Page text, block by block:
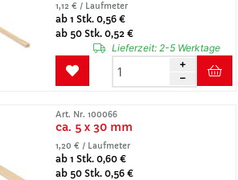
1,12 € / Laufmeter
ab 1 Stk. 0,56 €
ab 50 Stk. 0,52 €
Lieferzeit: 2-5 Werktage
Art. Nr. 100066
ca. 5 x 30 mm
1,20 € / Laufmeter
ab 1 Stk. 0,60 €
ab 50 Stk. 0,56 €